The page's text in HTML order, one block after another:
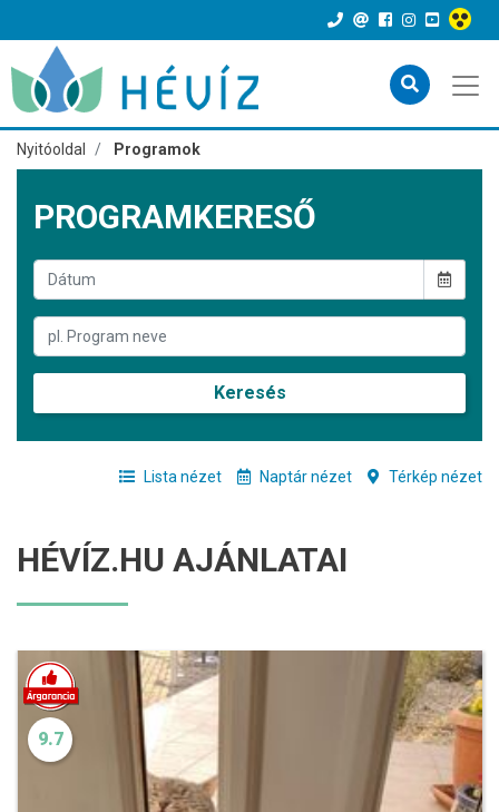
Nyitóoldal Programok
PROGRAMKERESŐ
Keresés
Lista nézet Naptár nézet Térkép nézet
HÉVÍZ.HU AJÁNLATAI
9.7